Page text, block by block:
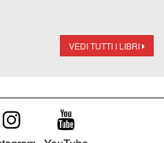
VEDI TUTTI I LIBRI